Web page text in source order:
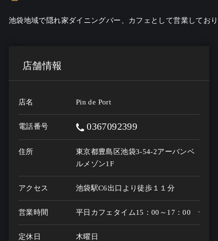
池袋地域で隠れ家ダイニングバー、カフェとして営業してお
店舗情報
店名 Pin de Port
電話番号 0367092399
住所
東京都豊島区池袋3-54-2アーバンベ
ルメゾン1F
アクセス 池袋駅C6出口より徒歩１１分
営業時間 平日カフェタイム15：00～17：00　ディ
定休日 木曜日